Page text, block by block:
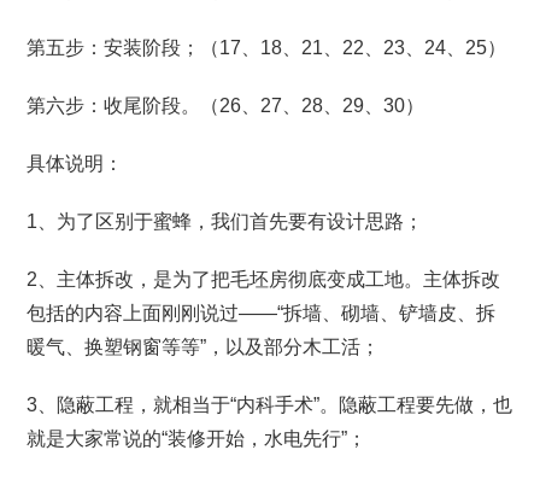
第五步：安装阶段；（17、18、21、22、23、24、25）
第六步：收尾阶段。（26、27、28、29、30）
具体说明：
1、为了区别于蜜蜂，我们首先要有设计思路；
2、主体拆改，是为了把毛坯房彻底变成工地。主体拆改
包括的内容上面刚刚说过——“拆墙、砌墙、铲墙皮、拆
暖气、换塑钢窗等等”，以及部分木工活；
3、隐蔽工程，就相当于“内科手术”。隐蔽工程要先做，也
就是大家常说的“装修开始，水电先行”；